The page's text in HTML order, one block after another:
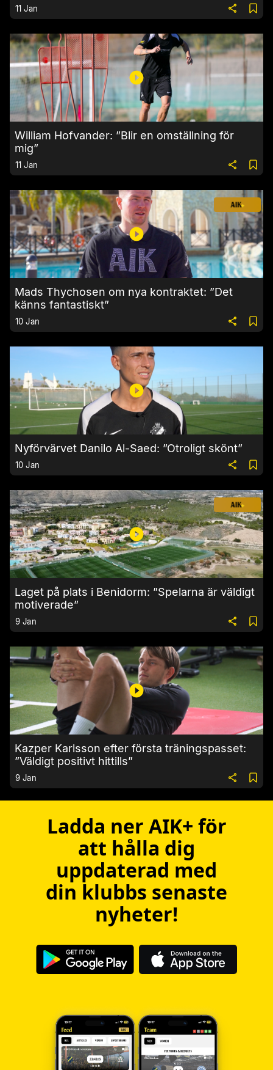
11 Jan
William Hofvander: ”Blir en omställning för
mig”
11 Jan
Mads Thychosen om nya kontraktet: ”Det
känns fantastiskt”
10 Jan
Nyförvärvet Danilo Al-Saed: ”Otroligt skönt”
10 Jan
Laget på plats i Benidorm: ”Spelarna är väldigt
motiverade”
9 Jan
Kazper Karlsson efter första träningspasset:
”Väldigt positivt hittills”
9 Jan
Ladda ner AIK+ för
att hålla dig
uppdaterad med
din klubbs senaste
nyheter!